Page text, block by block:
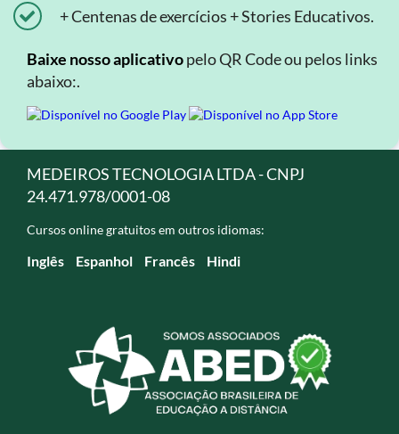
+ Centenas de exercícios + Stories Educativos.
Baixe nosso aplicativopelo QR Code ou pelos links
abaixo:.
MEDEIROS TECNOLOGIA LTDA - CNPJ
24.471.978/0001-08
Cursos online gratuitos em outros idiomas:
Inglês Espanhol Francês Hindi